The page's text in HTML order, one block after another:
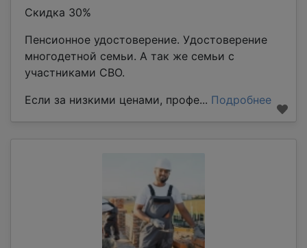
Скидка 30%
Пенсионное удостоверение. Удостоверение
многодетной семьи. А так же семьи с
участниками СВО.
Если за низкими ценами, профе... Подробнее